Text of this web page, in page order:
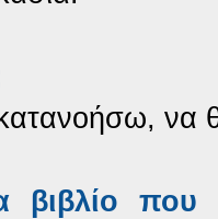
να
βιβλίο που